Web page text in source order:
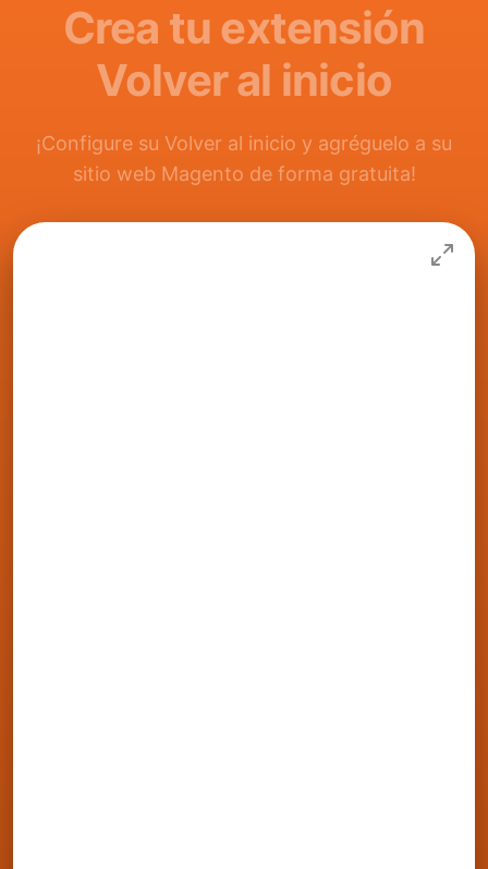
Crea tu extensión
Volver al inicio
¡Configure su Volver al inicio y agréguelo a su
sitio web Magento de forma gratuita!